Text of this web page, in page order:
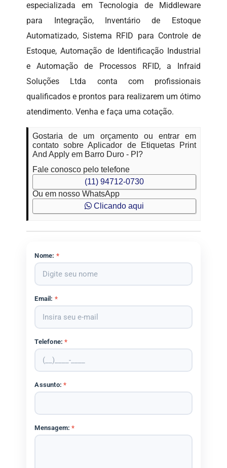
especializada em Tecnologia de Middleware
para Integração, Inventário de Estoque
Automatizado, Sistema RFID para Controle de
Estoque, Automação de Identificação Industrial
e Automação de Processos RFID, a Infraid
Soluções Ltda conta com profissionais
qualificados e prontos para realizarem um ótimo
atendimento. Venha e faça uma cotação.
Gostaria de um orçamento ou entrar em
contato sobre Aplicador de Etiquetas Print
And Apply em Barro Duro - PI?
Fale conosco pelo telefone
(11) 94712-0730
Ou em nosso WhatsApp
Clicando aqui
Nome: *
Email: *
Telefone:*
Assunto:*
Mensagem:*